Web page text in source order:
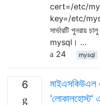
cert=/etc/
key=/etc/
সার্ভারটি
mysql। …
24
mysql
6
মাইএসকিউএল
'লোকালহোস্ট'